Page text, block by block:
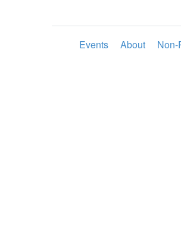
Events About Non-